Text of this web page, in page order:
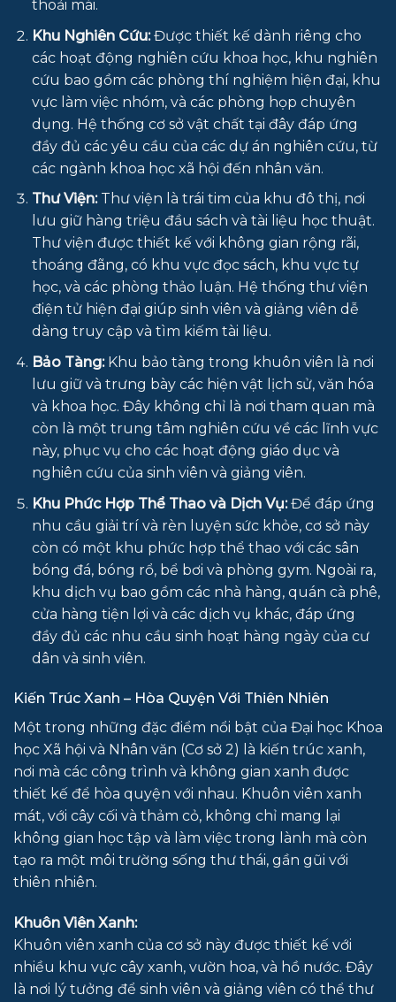
thoải mái.
Khu Nghiên Cứu:Được thiết kế dành riêng cho
các hoạt động nghiên cứu khoa học, khu nghiên
cứu bao gồm các phòng thí nghiệm hiện đại, khu
vực làm việc nhóm, và các phòng họp chuyên
dụng. Hệ thống cơ sở vật chất tại đây đáp ứng
đầy đủ các yêu cầu của các dự án nghiên cứu, từ
các ngành khoa học xã hội đến nhân văn.
Thư Viện:Thư viện là trái tim của khu đô thị, nơi
lưu giữ hàng triệu đầu sách và tài liệu học thuật.
Thư viện được thiết kế với không gian rộng rãi,
thoáng đãng, có khu vực đọc sách, khu vực tự
học, và các phòng thảo luận. Hệ thống thư viện
điện tử hiện đại giúp sinh viên và giảng viên dễ
dàng truy cập và tìm kiếm tài liệu.
Bảo Tàng:Khu bảo tàng trong khuôn viên là nơi
lưu giữ và trưng bày các hiện vật lịch sử, văn hóa
và khoa học. Đây không chỉ là nơi tham quan mà
còn là một trung tâm nghiên cứu về các lĩnh vực
này, phục vụ cho các hoạt động giáo dục và
nghiên cứu của sinh viên và giảng viên.
Khu Phức Hợp Thể Thao và Dịch Vụ:Để đáp ứng
nhu cầu giải trí và rèn luyện sức khỏe, cơ sở này
còn có một khu phức hợp thể thao với các sân
bóng đá, bóng rổ, bể bơi và phòng gym. Ngoài ra,
khu dịch vụ bao gồm các nhà hàng, quán cà phê,
cửa hàng tiện lợi và các dịch vụ khác, đáp ứng
đầy đủ các nhu cầu sinh hoạt hàng ngày của cư
dân và sinh viên.
Kiến Trúc Xanh – Hòa Quyện Với Thiên Nhiên
Một trong những đặc điểm nổi bật của Đại học Khoa
học Xã hội và Nhân văn (Cơ sở 2) là kiến trúc xanh,
nơi mà các công trình và không gian xanh được
thiết kế để hòa quyện với nhau. Khuôn viên xanh
mát, với cây cối và thảm cỏ, không chỉ mang lại
không gian học tập và làm việc trong lành mà còn
tạo ra một môi trường sống thư thái, gần gũi với
thiên nhiên.
Khuôn Viên Xanh:
Khuôn viên xanh của cơ sở này được thiết kế với
nhiều khu vực cây xanh, vườn hoa, và hồ nước. Đây
là nơi lý tưởng để sinh viên và giảng viên có thể thư